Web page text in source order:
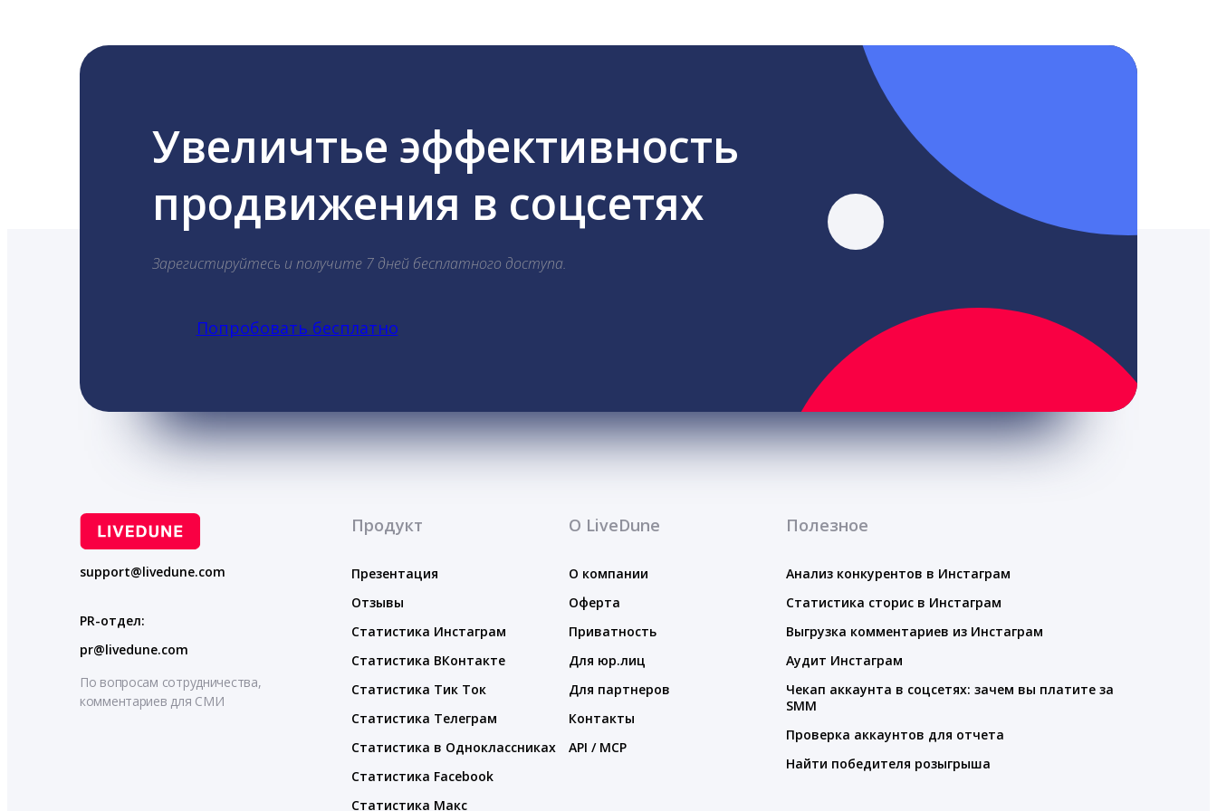
Увеличтье эффективность
продвижения в соцсетях
Зарегистируйтесь и получите 7 дней бесплатного доступа.
Попробовать бесплатно
support@livedune.com
PR-отдел:
pr@livedune.com
По вопросам сотрудничества,
комментариев для СМИ
Продукт
Презентация
Отзывы
Статистика Инстаграм
Статистика ВКонтакте
Статистика Тик Ток
Статистика Телеграм
Статистика в Одноклассниках
Статистика Facebook
Статистика Макс
О LiveDune
О компании
Оферта
Приватность
Для юр.лиц
Для партнеров
Контакты
API / MCP
Полезное
Анализ конкурентов в Инстаграм
Статистика сторис в Инстаграм
Выгрузка комментариев из Инстаграм
Аудит Инстаграм
Чекап аккаунта в соцсетях: зачем вы платите за
SMM
Проверка аккаунтов для отчета
Найти победителя розыгрыша